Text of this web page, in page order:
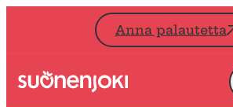
Siirry sisältöön
Anna palautetta
Etusivu